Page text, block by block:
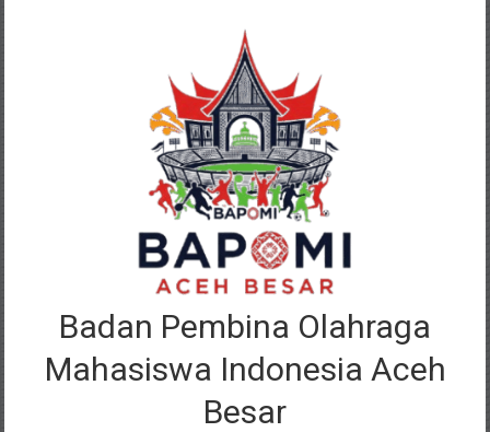
Badan Pembina Olahraga
Mahasiswa Indonesia Aceh
Besar